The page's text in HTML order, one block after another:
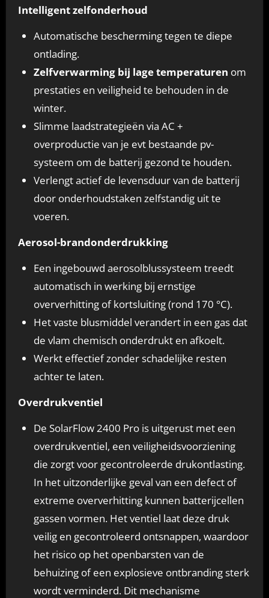
Intelligent zelfonderhoud
Automatische bescherming tegen te diepe
ontlading.
Zelfverwarming bij lage temperaturen om
prestaties en veiligheid te behouden in de
winter.
Slimme laadstrategieën via AC +
overproductie van je evt bestaande pv-
systeem om de batterij gezond te houden.
Verlengt actief de levensduur van de batterij
door onderhoudstaken zelfstandig uit te
voeren.
Aerosol-brandonderdrukking
Een ingebouwd aerosolblussysteem treedt
automatisch in werking bij ernstige
oververhitting of kortsluiting (rond 170 °C).
Het vaste blusmiddel verandert in een gas dat
de vlam chemisch onderdrukt en afkoelt.
Werkt effectief zonder schadelijke resten
achter te laten.
Overdrukventiel
De SolarFlow 2400 Pro is uitgerust met een
overdrukventiel, een veiligheidsvoorziening
die zorgt voor gecontroleerde drukontlasting.
In het uitzonderlijke geval van een defect of
extreme oververhitting kunnen batterijcellen
gassen vormen. Het ventiel laat deze druk
veilig en gecontroleerd ontsnappen, waardoor
het risico op het openbarsten van de
behuizing of een explosieve ontbranding sterk
wordt verminderd. Dit mechanisme